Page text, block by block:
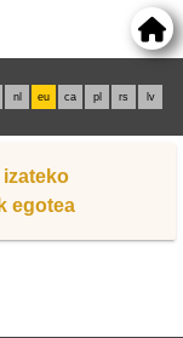
nl eu ca pl rs lv
egotea